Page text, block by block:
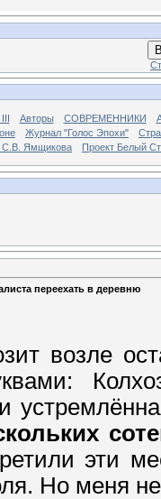
Авторы СОВРЕМЕННИКИ
Журнал "Голос Эпохи"
С.В. Ямщикова Проект Белый
переехать в деревню
возле
эти
Но меня